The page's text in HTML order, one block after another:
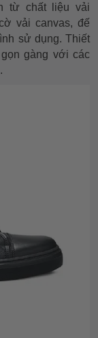
từ chất liệu vải
vải canvas, đế
sử dụng. Thiết
gàng với các